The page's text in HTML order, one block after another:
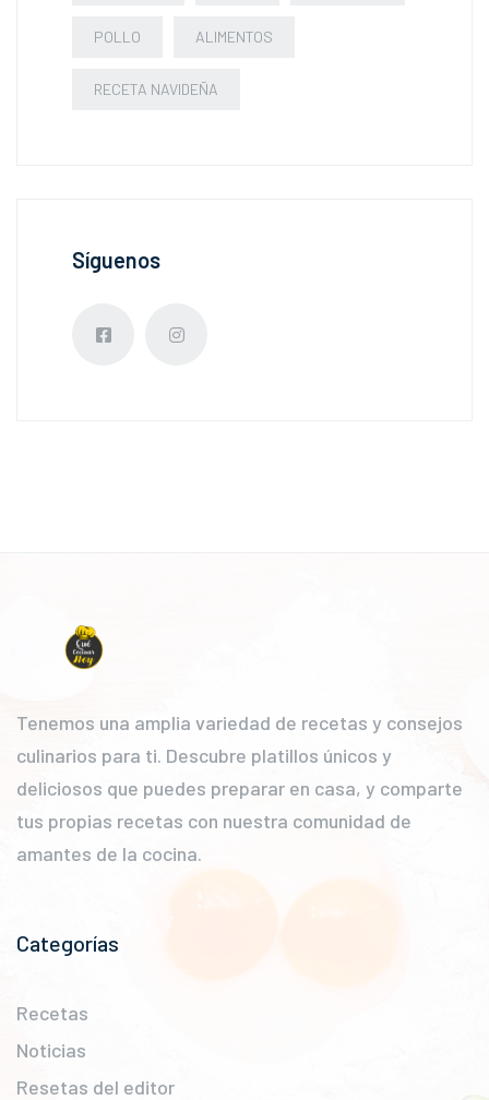
POLLO ALIMENTOS
RECETA NAVIDEÑA
Síguenos
Tenemos una amplia variedad de recetas y consejos
culinarios para ti. Descubre platillos únicos y
deliciosos que puedes preparar en casa, y comparte
tus propias recetas con nuestra comunidad de
amantes de la cocina.
Categorías
Recetas
Noticias
Resetas del editor